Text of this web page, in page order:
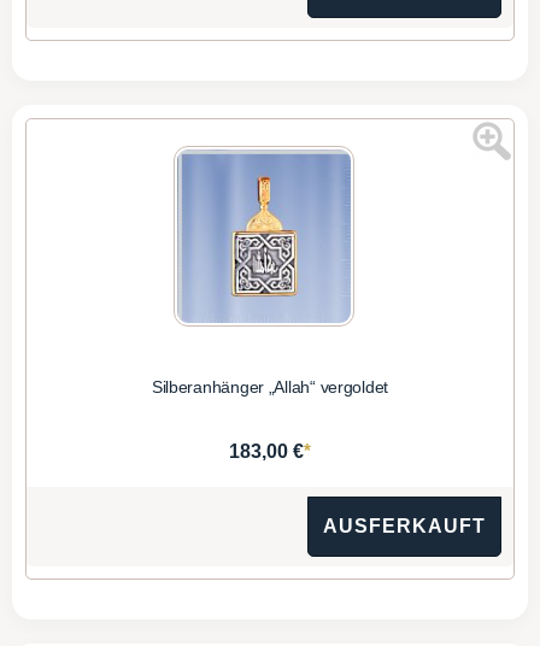
Silberanhänger „Allah“ vergoldet
183,00 €*
AUSFERKAUFT